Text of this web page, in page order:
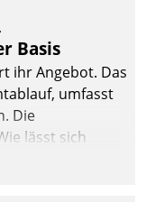
Basis
ihr Angebot. Das
umfasst
Die
lässt sich
Freiraum